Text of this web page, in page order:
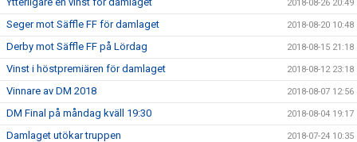
2018-08-26 20:49
Seger mot Säffle FF för damlaget 2018-08-20 10:48
Derby mot Säffle FF på Lördag 2018-08-15 21:18
Vinst i höstpremiären för damlaget 2018-08-12 23:18
Vinnare av DM 2018 2018-08-07 12:56
DM Final på måndag kväll 19:30 2018-08-04 19:17
Damlaget utökar truppen 2018-07-24 10:35